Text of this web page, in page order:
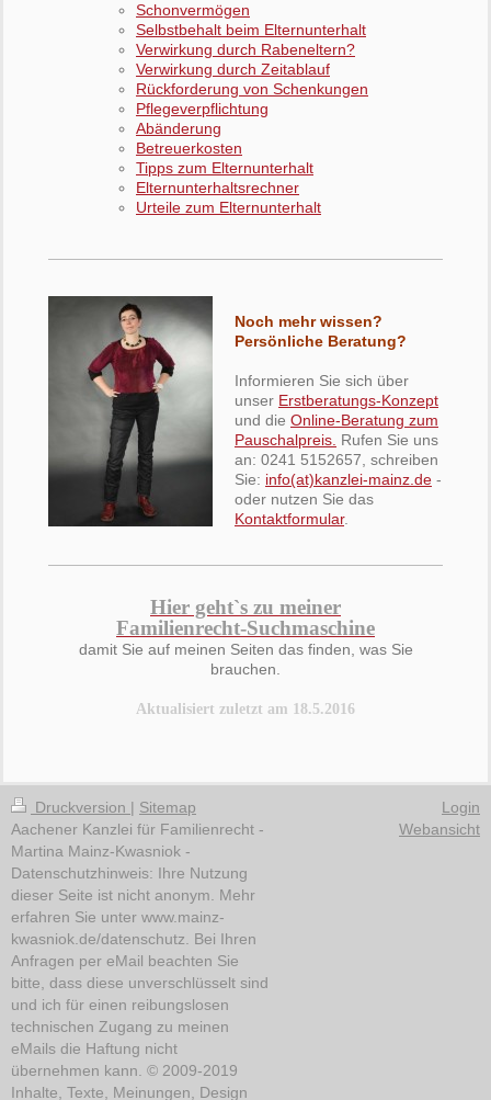
Schonvermögen
Selbstbehalt beim Elternunterhalt
Verwirkung durch Rabeneltern?
Verwirkung durch Zeitablauf
Rückforderung von Schenkungen
Pflegeverpflichtung
Abänderung
Betreuerkosten
Tipps zum Elternunterhalt
Elternunterhaltsrechner
Urteile zum Elternunterhalt
Noch mehr wissen?
Persönliche Beratung?
Informieren Sie sich über
unser Erstberatungs-Konzept
und die Online-Beratung zum
Pauschalpreis. Rufen Sie uns
an: 0241 5152657, schreiben
Sie: info(at)kanzlei-mainz.de -
oder nutzen Sie das
Kontaktformular.
Hier geht`s zu meiner
Familienrecht-Suchmaschine
damit Sie auf meinen Seiten das finden, was Sie
brauchen.
Aktualisiert zuletzt am 18.5.2016
Druckversion | Sitemap
Aachener Kanzlei für Familienrecht -
Martina Mainz-Kwasniok -
Datenschutzhinweis: Ihre Nutzung
dieser Seite ist nicht anonym. Mehr
erfahren Sie unter www.mainz-
kwasniok.de/datenschutz. Bei Ihren
Anfragen per eMail beachten Sie
bitte, dass diese unverschlüsselt sind
und ich für einen reibungslosen
technischen Zugang zu meinen
eMails die Haftung nicht
übernehmen kann. © 2009-2019
Inhalte, Texte, Meinungen, Design
Login
Webansicht